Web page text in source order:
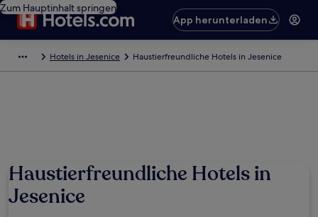
Zum Hauptinhalt springen
App herunterladen
Hotels in Jesenice Haustierfreundliche Hotels in Jesenice
Haustierfreundliche Hotels in
Jesenice